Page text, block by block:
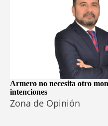
Armero no necesita otro
intenciones
Zona de Opinión